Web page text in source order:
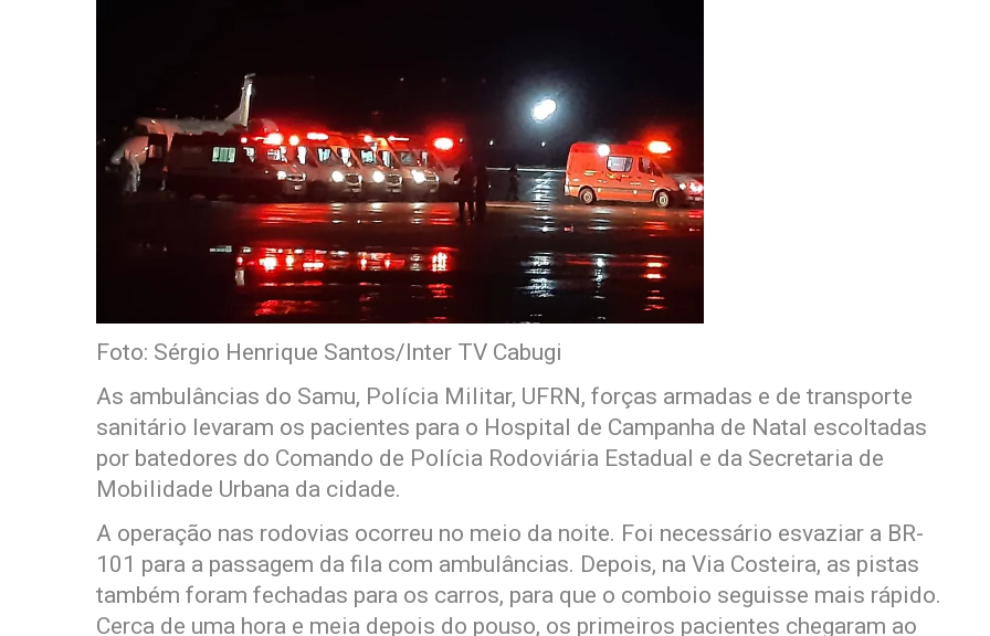
Foto: Sérgio Henrique Santos/Inter TV Cabugi
As ambulâncias do Samu, Polícia Militar, UFRN, forças armadas e de transporte
sanitário levaram os pacientes para o Hospital de Campanha de Natal escoltadas
por batedores do Comando de Polícia Rodoviária Estadual e da Secretaria de
Mobilidade Urbana da cidade.
A operação nas rodovias ocorreu no meio da noite. Foi necessário esvaziar a BR-
101 para a passagem da fila com ambulâncias. Depois, na Via Costeira, as pistas
também foram fechadas para os carros, para que o comboio seguisse mais rápido.
Cerca de uma hora e meia depois do pouso, os primeiros pacientes chegaram ao